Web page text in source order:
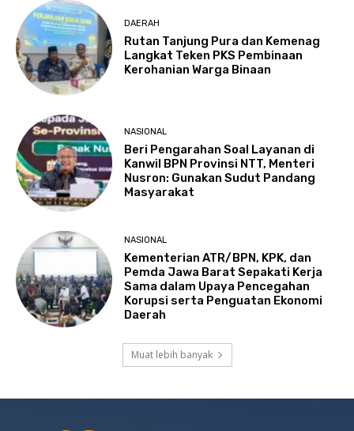
DAERAH
Rutan Tanjung Pura dan Kemenag
Langkat Teken PKS Pembinaan
Kerohanian Warga Binaan
NASIONAL
Beri Pengarahan Soal Layanan di
Kanwil BPN Provinsi NTT, Menteri
Nusron: Gunakan Sudut Pandang
Masyarakat
NASIONAL
Kementerian ATR/BPN, KPK, dan
Pemda Jawa Barat Sepakati Kerja
Sama dalam Upaya Pencegahan
Korupsi serta Penguatan Ekonomi
Daerah
Muat lebih banyak